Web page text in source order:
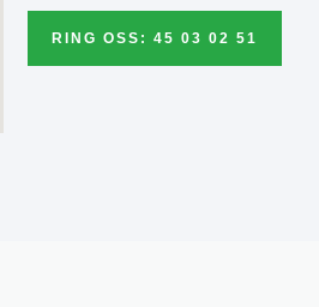
RING OSS: 45 03 02 51